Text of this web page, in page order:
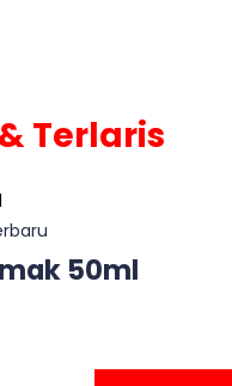
Terlaris
50ml